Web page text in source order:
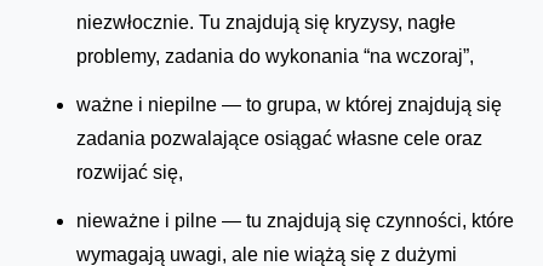
niezwłocznie. Tu znajdują się kryzysy, nagłe
problemy, zadania do wykonania “na wczoraj”,
ważne i niepilne — to grupa, w której znajdują się
zadania pozwalające osiągać własne cele oraz
rozwijać się,
nieważne i pilne — tu znajdują się czynności, które
wymagają uwagi, ale nie wiążą się z dużymi